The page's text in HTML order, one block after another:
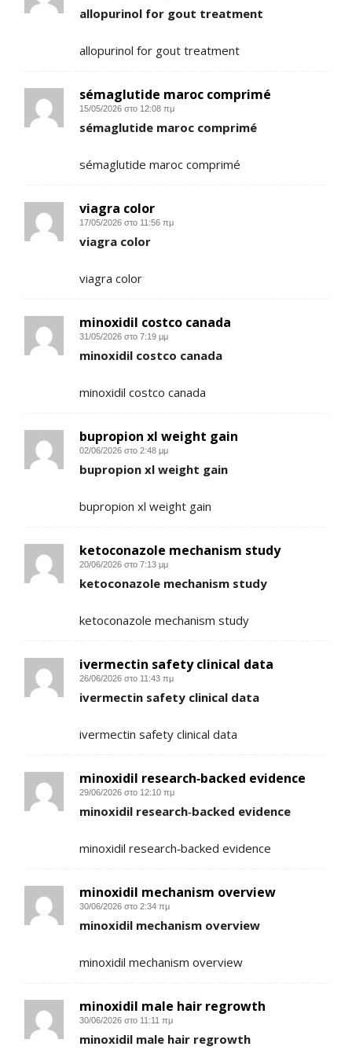
allopurinol for gout treatment
allopurinol for gout treatment
sémaglutide maroc comprimé
15/05/2026 στο 12:08 πμ
sémaglutide maroc comprimé
sémaglutide maroc comprimé
viagra color
17/05/2026 στο 11:56 πμ
viagra color
viagra color
minoxidil costco canada
31/05/2026 στο 7:19 μμ
minoxidil costco canada
minoxidil costco canada
bupropion xl weight gain
02/06/2026 στο 2:48 μμ
bupropion xl weight gain
bupropion xl weight gain
ketoconazole mechanism study
20/06/2026 στο 7:13 μμ
ketoconazole mechanism study
ketoconazole mechanism study
ivermectin safety clinical data
26/06/2026 στο 11:43 πμ
ivermectin safety clinical data
ivermectin safety clinical data
minoxidil research‑backed evidence
29/06/2026 στο 12:10 πμ
minoxidil research‑backed evidence
minoxidil research‑backed evidence
minoxidil mechanism overview
30/06/2026 στο 2:34 πμ
minoxidil mechanism overview
minoxidil mechanism overview
minoxidil male hair regrowth
30/06/2026 στο 11:11 πμ
minoxidil male hair regrowth